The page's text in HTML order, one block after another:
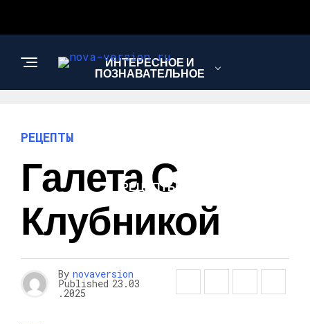
ИНТЕРЕСНОЕ И
ПОЗНАВАТЕЛЬНОЕ
РЕЦЕПТЫ
РЕЦЕПТЫ
Галета С
Клубникой
By novaversion
Published 23.03
.2025